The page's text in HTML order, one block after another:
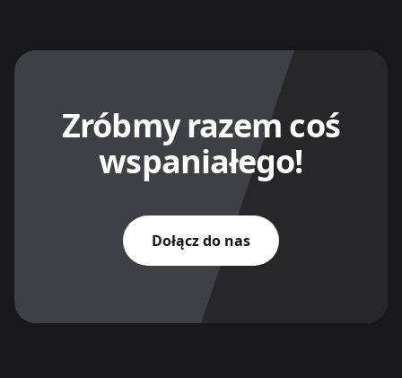
Zróbmy razem coś
wspaniałego!
Dołącz do nas